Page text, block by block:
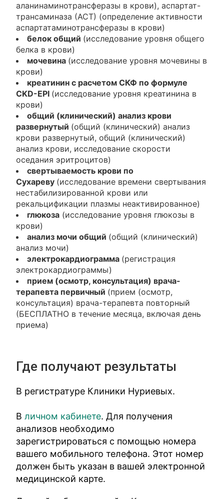
аланинаминотрансферазы в крови), аспартат-
трансаминаза (АСТ) (определение активности
аспартатаминотрансферазы в крови)
белок общий (исследование уровня общего
белка в крови)
мочевина (исследование уровня мочевины в
крови)
креатинин с расчетом СКФ по формуле
CKD-EPI (исследование уровня креатинина в
крови)
общий (клинический) анализ крови
развернутый (общий (клинический) анализ
крови развернутый, общий (клинический)
анализ крови, исследование скорости
оседания эритроцитов)
свертываемость крови по
Сухареву (исследование времени свертывания
нестабилизированной крови или
рекальцификации плазмы неактивированное)
глюкоза (исследование уровня глюкозы в
крови)
анализ мочи общий (общий (клинический)
анализ мочи)
электрокардиограмма (регистрация
электрокардиограммы)
прием (осмотр, консультация) врача-
терапевта первичный (прием (осмотр,
консультация) врача-терапевта повторный
(БЕСПЛАТНО в течение месяца, включая день
приема)
Где получают результаты
В регистратуре Клиники Нуриевых.
Вличном кабинете. Для получения
анализов необходимо
зарегистрироваться с помощью номера
вашего мобильного телефона. Этот номер
должен быть указан в вашей электронной
медицинской карте.